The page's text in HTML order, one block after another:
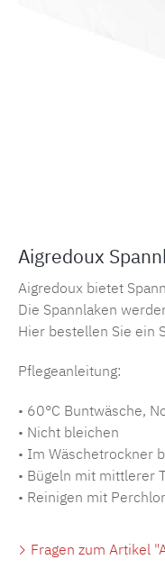
Aigredoux
Aigredoux bietet
Die Spannlaken
Hier bestellen Sie ein
Pflegeanleitung:
• 60°C Buntwäsche,
• Nicht bleichen
• Im Wäschetrockner
• Bügeln mit mittlerer
• Reinigen mit
Fragen zum Artikel